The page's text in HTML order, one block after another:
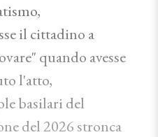
il cittadino a
quando avesse
l'atto,
basilari del
del 2026 stronca